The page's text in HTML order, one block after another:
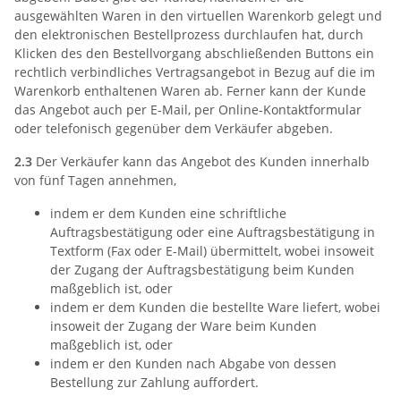
ausgewählten Waren in den virtuellen Warenkorb gelegt und
den elektronischen Bestellprozess durchlaufen hat, durch
Klicken des den Bestellvorgang abschließenden Buttons ein
rechtlich verbindliches Vertragsangebot in Bezug auf die im
Warenkorb enthaltenen Waren ab. Ferner kann der Kunde
das Angebot auch per E-Mail, per Online-Kontaktformular
oder telefonisch gegenüber dem Verkäufer abgeben.
2.3 Der Verkäufer kann das Angebot des Kunden innerhalb
von fünf Tagen annehmen,
indem er dem Kunden eine schriftliche
Auftragsbestätigung oder eine Auftragsbestätigung in
Textform (Fax oder E-Mail) übermittelt, wobei insoweit
der Zugang der Auftragsbestätigung beim Kunden
maßgeblich ist, oder
indem er dem Kunden die bestellte Ware liefert, wobei
insoweit der Zugang der Ware beim Kunden
maßgeblich ist, oder
indem er den Kunden nach Abgabe von dessen
Bestellung zur Zahlung auffordert.